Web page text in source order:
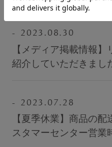
サロン卸し問い合わせ
HELP
2023.08.30
【メディア掲載情報
紹介していただきまし
2023.07.28
【夏季休業】商品の
スタマーセンター営業